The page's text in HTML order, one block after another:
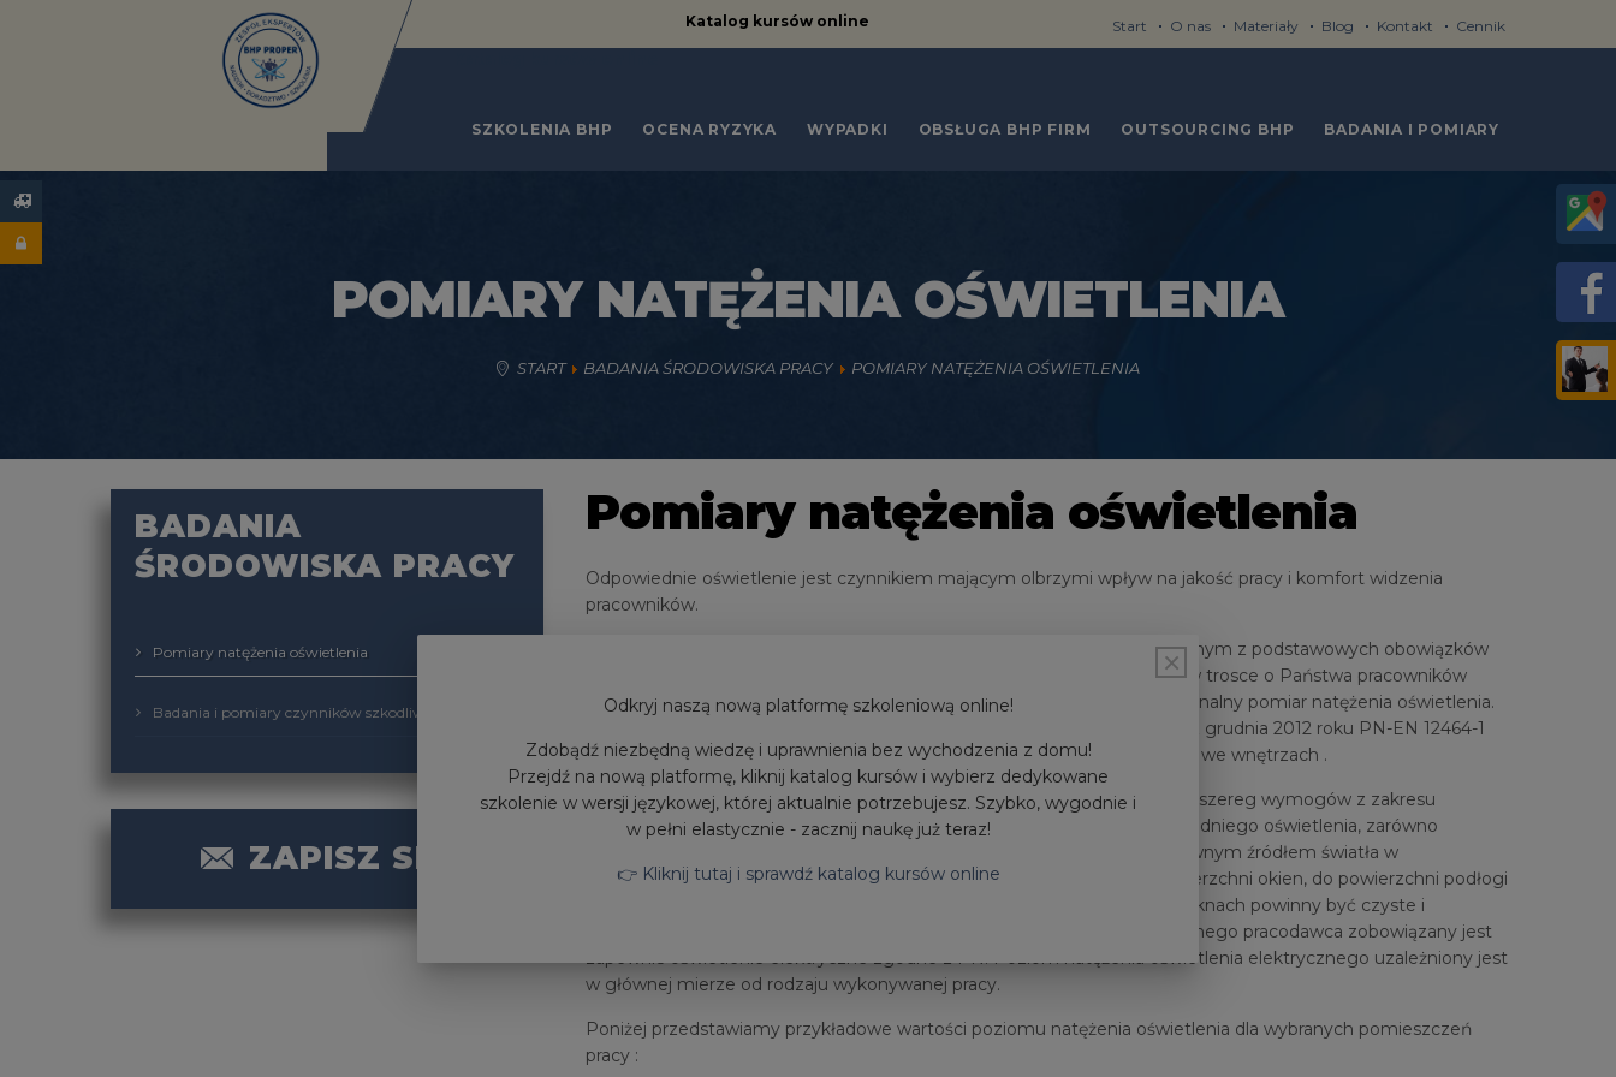
Start O nas Materiały Blog Kontakt Cennik
Katalog kursów online
SZKOLENIA BHP OCENA RYZYKA WYPADKI OBSŁUGA BHP FIRM OUTSOURCING BHP BADANIA I POMIARY
POMIARY NATĘŻENIA OŚWIETLENIA
START BADANIA ŚRODOWISKA PRACY POMIARY NATĘŻENIA OŚWIETLENIA
BADANIA
ŚRODOWISKA PRACY
Pomiary natężenia oświetlenia
Badania i pomiary czynników szkodliwych
ZAPISZ SIĘ!
Pomiary natężenia oświetlenia
Odpowiednie oświetlenie jest czynnikiem mającym olbrzymi wpływ na jakość pracy i komfort widzenia
pracowników.
Zapewnienie właściwego natężenia i równomierności oświetlenia jest jednym z podstawowych obowiązków
ciążącym na pracodawcy. Wychodząc naprzeciw wymogom prawnym i w trosce o Państwa pracowników
firma BHP-Properoferuje pomoc w doborze źródeł światła oraz profesjonalny pomiar natężenia oświetlenia.
Pomiary wykonujemy w oparciu o wytyczne zawarte w Polskiej Normie z grudnia 2012 roku PN-EN 12464-1
Światło i oświetlenie — Oświetlenie miejsc pracy — Część 1: Miejsca pracy we wnętrzach .
Budynki, w których zorganizowano pomieszczenia pracy muszą spełniać szereg wymogów z zakresu
bezpieczeństwa i higieny pracy. Jednym z nich jest zapewnienie odpowiedniego oświetlenia, zarówno
naturalnego (światło dzienne) jak i sztucznego (światło elektryczne). Głównym źródłem światła w
pomieszczeniu pracy powinno być światło dzienne, gdzie stosunek powierzchni okien, do powierzchni podłogi
powinien wynosić co najmniej 1:8 (1 m² okna na 8 m² podłogi). Szyby w oknach powinny być czyste i
przepuszczać dostateczną ilość światła. Niezależnie od oświetlenia dziennego pracodawca zobowiązany jest
zapewnić oświetlenie elektryczne zgodne z PN. Poziom natężenia oświetlenia elektrycznego uzależniony jest
w głównej mierze od rodzaju wykonywanej pracy.
Poniżej przedstawiamy przykładowe wartości poziomu natężenia oświetlenia dla wybranych pomieszczeń
pracy :
×
Odkryj naszą nową platformę szkoleniową online!
Zdobądź niezbędną wiedzę i uprawnienia bez wychodzenia z domu!
Przejdź na nową platformę, kliknij katalog kursów i wybierz dedykowane
szkolenie w wersji językowej, której aktualnie potrzebujesz. Szybko, wygodnie i
w pełni elastycznie - zacznij naukę już teraz!
👉 Kliknij tutaj i sprawdź katalog kursów online